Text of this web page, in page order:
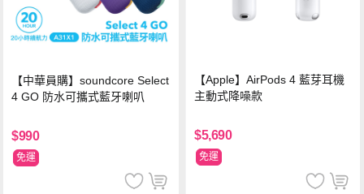
【中華員購】soundcore Select
4 GO 防水可攜式藍牙喇叭
$990
免運
【Apple】AirPods 4 藍芽耳機
主動式降噪款
$5,690
免運